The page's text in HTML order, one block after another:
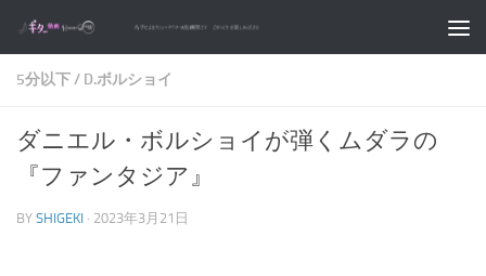
コンテンツへスキップ
5分以下/ D.ボルショイ
ダニエル・ボルショイが弾くムダラの
『ファンタジア』
BY SHIGEKI · 2023年3月21日